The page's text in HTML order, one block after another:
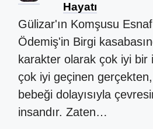
Hayatı
Gülizar'ın Komşusu
Ödemiş'in Birgi
karakter olarak çok iyi bir
çok iyi geçinen
bebeği dolayısıyla
insandır. Zaten…